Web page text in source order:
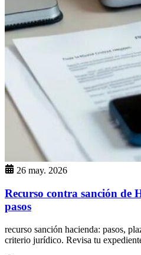
26 may. 2026
Recurso contra sanción de
pasos
recurso sanción hacienda: pasos,
criterio jurídico. Revisa tu